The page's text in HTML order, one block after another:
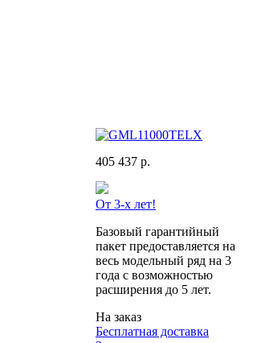
405 437 р.
От 3-х лет!
Базовый гарантийный
пакет предоставляется на
весь модельный ряд на 3
года с возможностью
расширения до 5 лет.
На заказ
Бесплатная доставка